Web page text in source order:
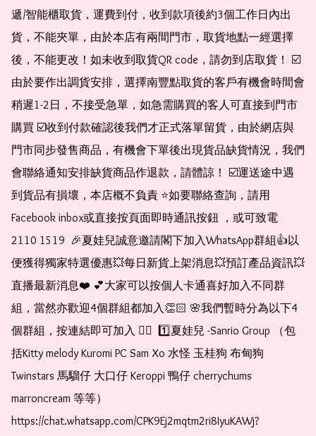
遞/智能櫃取貨，運費到付，收到款項後約3個工作日內出
貨，不能夾單，由於本店有兩間門市，取貨地點一經選擇
後，不能更改！如未收到取貨QR code，請勿到店取貨！ ☑️
由於要作出調貨安排，選擇南豐點取貨的客戶有機會時間會
稍遲1-2日，不接受急單，如急需購買的客人可直接到門市
購買 ☑️收到付款確認後我們才正式落單留貨，由於網店與
門市同步發售商品，有機會下單後出現貨品缺貨情況，我們
會聯絡通知安排缺貨商品作退款，請體諒！ ☑️運送途中遇
到貨品有損壞，本店概不負責 ⭐️如要聯絡查詢，請用
Facebook inbox或直接按頁面即時通訊按鈕 ，或可致電
2110 1519  🎉夏娃兒誠意邀請閣下加入WhatsApp群組👍以
便獲得獨家特選優惠💥每日新貨上架消息💥預訂產品資訊💥
直播最新消息❤️ 💕大家可以按個人卡通喜好加入不同群
組，當然亦歡迎4個群組都加入👏🏻 🌸我們暫時分為以下4
個群組，按連結即可加入 👇🏻  1️⃣夏娃兒 -Sanrio Group （包
括Kitty melody Kuromi PC Sam Xo 水怪 玉桂狗 布甸狗
Twinstars 馬騮仔 大口仔 Keroppi 鴨仔 cherrychums
marroncream 等等）
https://chat.whatsapp.com/CPK9Ej2mqtm2ri8IyuKAWj?